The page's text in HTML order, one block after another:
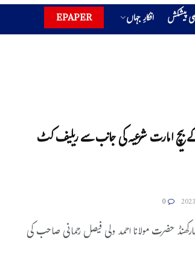
پیشکش افکارِ جہاں EPAPER
بیچ امارت شرعیہ کی جانب سے ریلیف کٹ
0
حضرت مولانا احمد ولی فیصل رحمانی صاحب کی